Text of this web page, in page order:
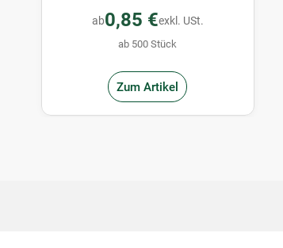
ab0,85 €exkl. USt.
ab 500 Stück
Zum Artikel